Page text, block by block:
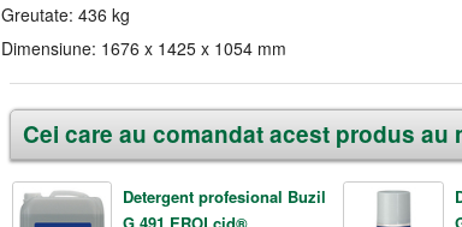
Greutate: 436 kg
Dimensiune: 1676 x 1425 x 1054 mm
Cei care au comandat acest produs au
Detergent profesional Buzil